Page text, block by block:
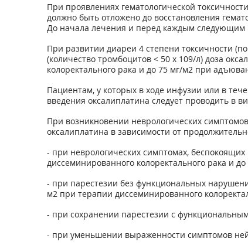
При проявлениях гематологической
должно быть отложено до восстановления
До начала лечения и перед каждым следующим
При развитии диареи 4 степени токсичности
(количество тромбоцитов < 50 х 109/л) доза
колоректального рака и до 75 мг/м2при
Пациентам, у которых в ходе инфузии или в
введения оксалиплатина следует проводить в
При возникновении неврологических
оксалиплатина в зависимости от
- при неврологических симптомах,
диссеминированного колоректального рака и
- при парестезии без функциональных
м2при терапии диссеминированного
- при сохранении парестезии с
- при уменьшении выраженности симптомов